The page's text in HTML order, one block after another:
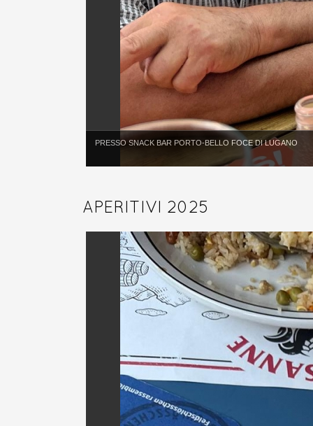
PRESSO SNACK BAR PORTO-BELLO FOCE DI LUGANO
APERITIVI 2025